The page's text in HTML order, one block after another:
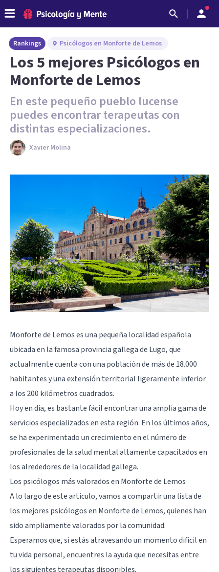
Rankings Psicólogos en Monforte de Lemos
Los 5 mejores Psicólogos en
Monforte de Lemos
En este pequeño pueblo lucense
puedes encontrar terapeutas con
distintas especializaciones.
Xavier Molina
Monforte de Lemos es una pequeña localidad española
ubicada en la famosa provincia gallega de Lugo, que
actualmente cuenta con una población de más de 18.000
habitantes y una extensión territorial ligeramente inferior
a los 200 kilómetros cuadrados.
Hoy en día, es bastante fácil encontrar una amplia gama de
servicios especializados en esta región. En los últimos años,
se ha experimentado un crecimiento en el número de
profesionales de la salud mental altamente capacitados en
los alrededores de la localidad gallega.
Los psicólogos más valorados en Monforte de Lemos
A lo largo de este artículo, vamos a compartir una lista de
los mejores psicólogos en Monforte de Lemos, quienes han
sido ampliamente valorados por la comunidad.
Esperamos que, si estás atravesando un momento difícil en
tu vida personal, encuentres la ayuda que necesitas entre
los siguientes terapeutas disponibles.